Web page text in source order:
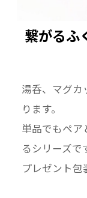
繋がるふ
湯呑、マグカ
ります。
単品でもペア
るシリーズで
プレゼント包